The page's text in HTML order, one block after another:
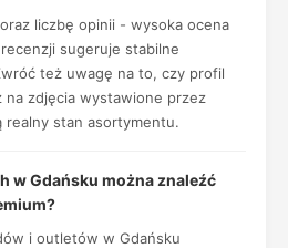
liczbę opinii - wysoka ocena
sugeruje stabilne
też uwagę na to, czy profil
zdjęcia wystawione przez
stan asortymentu.
w Gdańsku można znaleźć
i outletów w Gdańsku